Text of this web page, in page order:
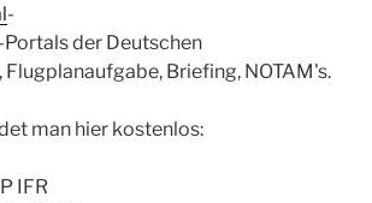
-
der Deutschen
Flugplanaufgabe, Briefing, NOTAM's.
man hier kostenlos:
IFR